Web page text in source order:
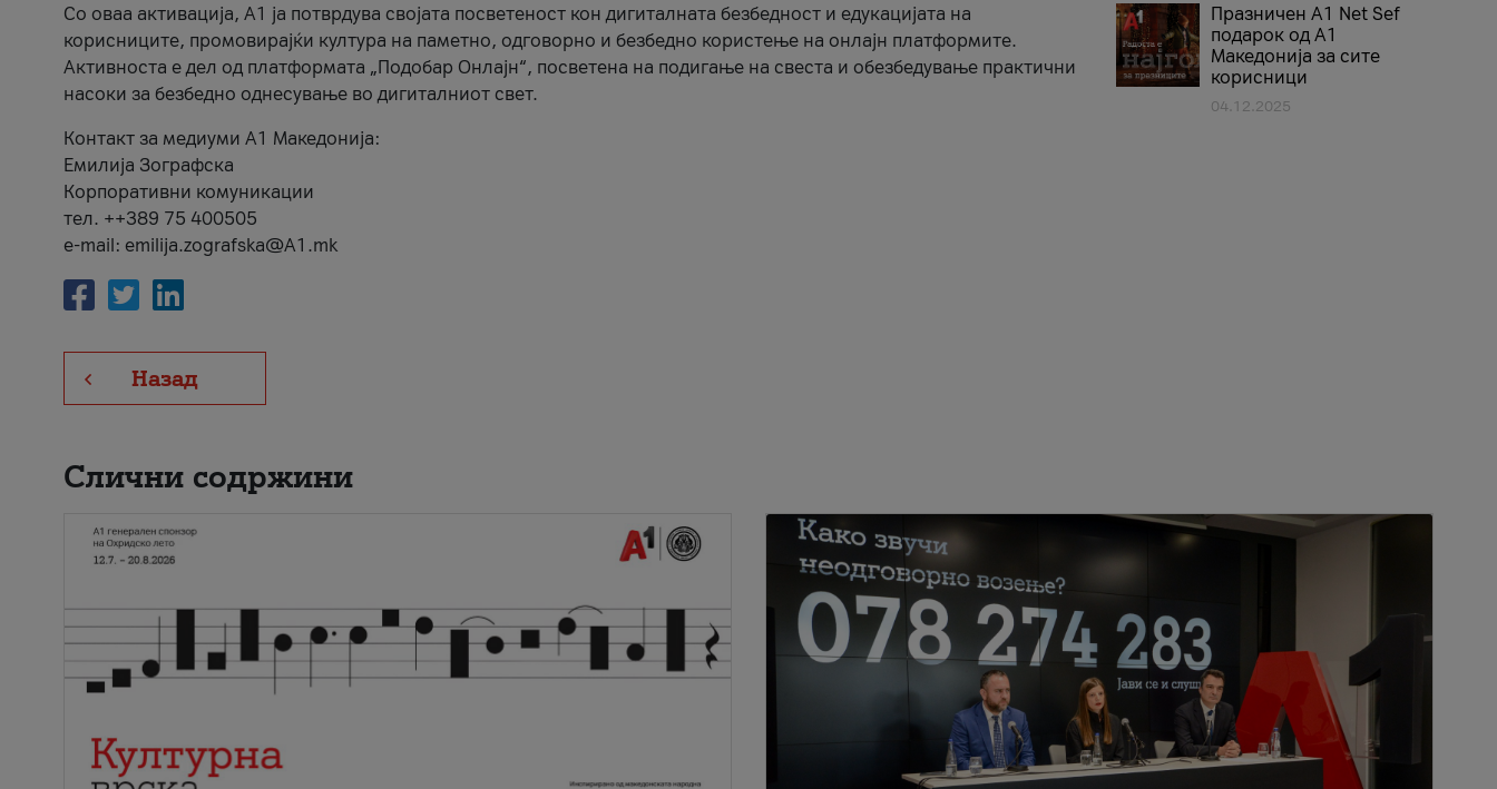
Со оваа активација, А1 ја потврдува својата посветеност кон дигиталната безбедност и едукацијата на
корисниците, промовирајќи култура на паметно, одговорно и безбедно користење на онлајн платформите.
Активноста е дел од платформата „Подобар Онлајн“, посветена на подигање на свеста и обезбедување практични
насоки за безбедно однесување во дигиталниот свет.
Контакт за медиуми А1 Македонија:
Емилија Зографска
Корпоративни комуникации
тел. ++389 75 400505
e-mail: emilija.zografska@A1.mk
Назад
Празничен A1 Net Sеf
подарок од А1
Македонија за сите
корисници
04.12.2025
Слични содржини